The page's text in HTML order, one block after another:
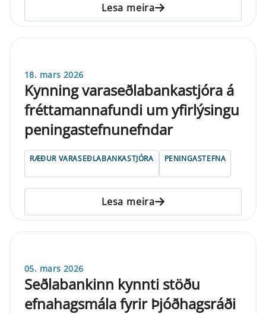
Lesa meira
18. mars 2026
Kynning varaseðlabankastjóra á
fréttamannafundi um yfirlýsingu
peningastefnunefndar
RÆÐUR VARASEÐLABANKASTJÓRA PENINGASTEFNA
Lesa meira
05. mars 2026
Seðlabankinn kynnti stöðu
efnahagsmála fyrir Þjóðhagsráði